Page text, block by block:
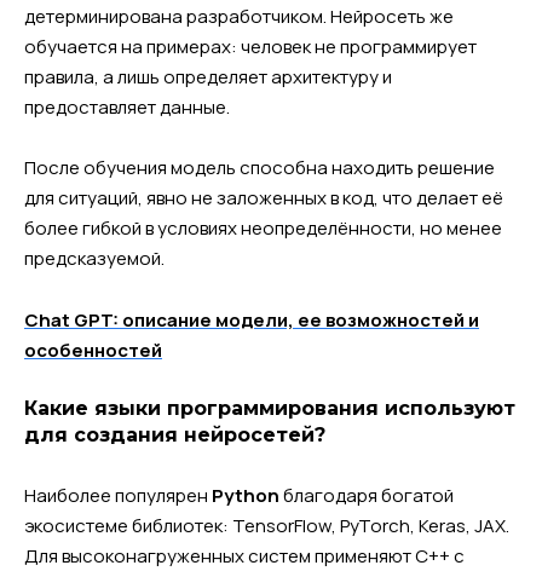
детерминирована разработчиком. Нейросеть же
обучается на примерах: человек не программирует
правила, а лишь определяет архитектуру и
предоставляет данные.
После обучения модель способна находить решение
для ситуаций, явно не заложенных в код, что делает её
более гибкой в условиях неопределённости, но менее
предсказуемой.
Chat GPT: описание модели, ее возможностей и
особенностей
Какие языки программирования используют
для создания нейросетей?
Наиболее популярен Pythonблагодаря богатой
экосистеме библиотек: TensorFlow, PyTorch, Keras, JAX.
Для высоконагруженных систем применяют C++ с